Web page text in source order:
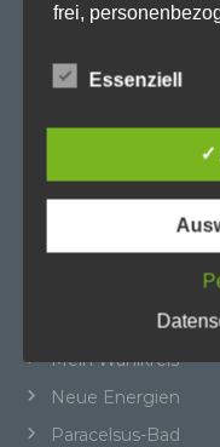
BER
BER II
Cité Guynemer
Mäckeritzwiesen
Mein Wahlkreis
Neue Energien
Paracelsus-Bad
frei,
uns zu übermitteln.
Begrifflichkeiten,
Richtlinien- und
verwendet
soll sowohl für die
unsere Kunden
gewährleisten,
Begrifflichkeiten
Essenziell
✓